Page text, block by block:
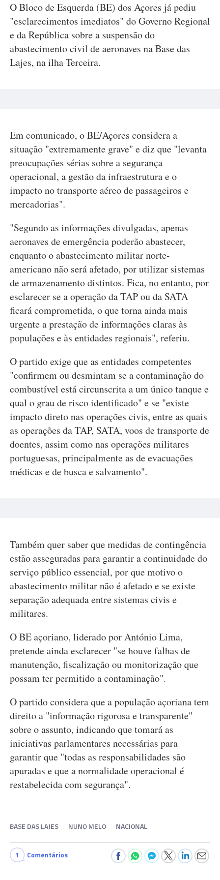
O Bloco de Esquerda (BE) dos Açores já pediu
"esclarecimentos imediatos" do Governo Regional
e da República sobre a suspensão do
abastecimento civil de aeronaves na Base das
Lajes, na ilha Terceira.
Em comunicado, o BE/Açores considera a
situação "extremamente grave" e diz que "levanta
preocupações sérias sobre a segurança
operacional, a gestão da infraestrutura e o
impacto no transporte aéreo de passageiros e
mercadorias".
"Segundo as informações divulgadas, apenas
aeronaves de emergência poderão abastecer,
enquanto o abastecimento militar norte-
americano não será afetado, por utilizar sistemas
de armazenamento distintos. Fica, no entanto, por
esclarecer se a operação da TAP ou da SATA
ficará comprometida, o que torna ainda mais
urgente a prestação de informações claras às
populações e às entidades regionais", referiu.
O partido exige que as entidades competentes
"confirmem ou desmintam se a contaminação do
combustível está circunscrita a um único tanque e
qual o grau de risco identificado" e se "existe
impacto direto nas operações civis, entre as quais
as operações da TAP, SATA, voos de transporte de
doentes, assim como nas operações militares
portuguesas, principalmente as de evacuações
médicas e de busca e salvamento".
Também quer saber que medidas de contingência
estão asseguradas para garantir a continuidade do
serviço público essencial, por que motivo o
abastecimento militar não é afetado e se existe
separação adequada entre sistemas civis e
militares.
O BE açoriano, liderado por António Lima,
pretende ainda esclarecer "se houve falhas de
manutenção, fiscalização ou monitorização que
possam ter permitido a contaminação".
O partido considera que a população açoriana tem
direito a "informação rigorosa e transparente"
sobre o assunto, indicando que tomará as
iniciativas parlamentares necessárias para
garantir que "todas as responsabilidades são
apuradas e que a normalidade operacional é
restabelecida com segurança".
BASE DAS LAJES NUNO MELO NACIONAL
1 Comentários